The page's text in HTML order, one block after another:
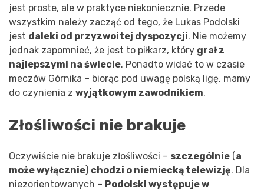
jest proste, ale w praktyce niekoniecznie. Przede
wszystkim należy zacząć od tego, że Lukas Podolski
jest daleki od przyzwoitej dyspozycji. Nie możemy
jednak zapomnieć, że jest to piłkarz, który grał z
najlepszymi na świecie. Ponadto widać to w czasie
meczów Górnika – biorąc pod uwagę polską ligę, mamy
do czynienia z wyjątkowym zawodnikiem.
Złośliwości nie brakuje
Oczywiście nie brakuje złośliwości – szczególnie (a
może wyłącznie) chodzi o niemiecką telewizję. Dla
niezorientowanych – Podolski występuje w